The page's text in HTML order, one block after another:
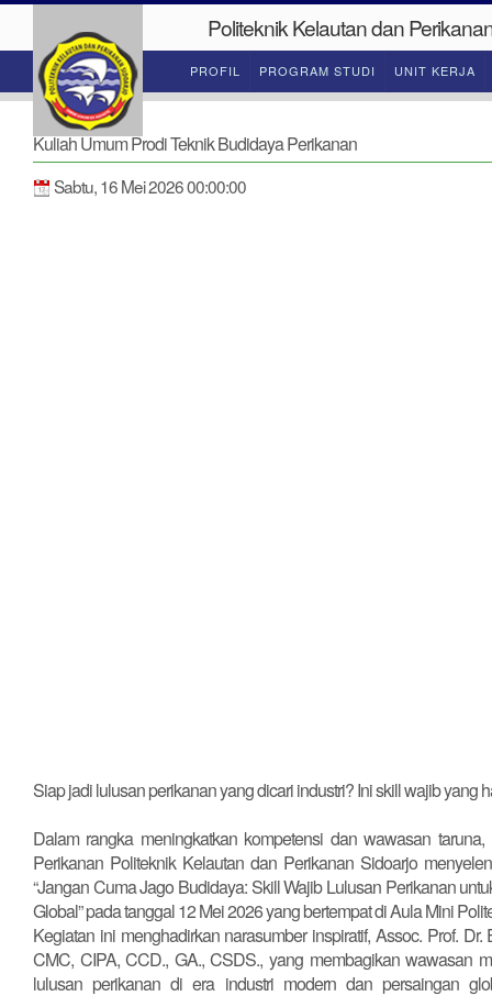
Politeknik Kelautan dan
PROFIL PROGRAM STUDI UNIT KERJA
Kuliah Umum Prodi Teknik Budidaya Perikanan
Sabtu, 16 Mei 2026 00:00:00
Siap jadi lulusan perikanan yang dicari industri? Ini skill wajib yang
Dalam rangka meningkatkan kompetensi dan wawasan
Perikanan Politeknik Kelautan dan Perikanan Sidoarjo
“Jangan Cuma Jago Budidaya: Skill Wajib Lulusan Perikanan
Global” pada tanggal 12 Mei 2026 yang bertempat di Aula Mini
Kegiatan ini menghadirkan narasumber inspiratif, Assoc. Prof. Dr.
CMC, CIPA, CCD., GA., CSDS., yang membagikan wawasan
lulusan perikanan di era industri modern dan persaingan